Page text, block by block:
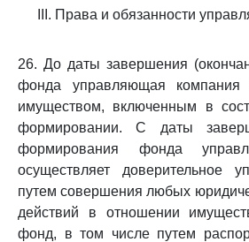
III. Права и обязанности
26. До даты завершения
фонда управляющая компания
имуществом, включенным в
формировании. С даты
формирования фонда
осуществляет доверительное
путем совершения любых
действий в отношении
фонд, в том числе путем